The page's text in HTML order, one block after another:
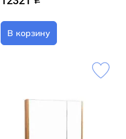
В корзину